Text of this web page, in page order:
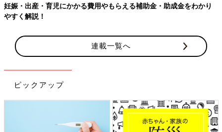
妊娠・出産・育児にかかる費用やもらえる補助金・助成金をわかり
やすく解説！
連載一覧へ
ピックアップ